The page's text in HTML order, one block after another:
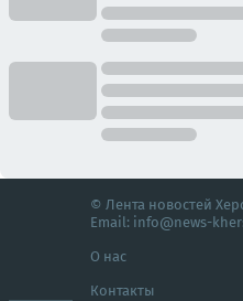
© Лента новостей
Email: info@news-
О нас
Контакты